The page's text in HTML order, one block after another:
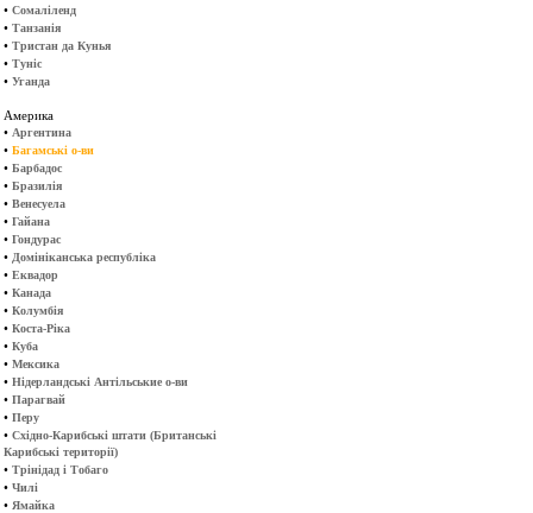
• Сомаліленд
• Танзанія
• Тристан да Кунья
• Туніс
• Уганда
Америка
• Аргентина
• Багамські о-ви
• Барбадос
• Бразилія
• Венесуела
• Гайана
• Гондурас
• Домініканська республіка
• Еквадор
• Канада
• Колумбія
• Коста-Ріка
• Куба
• Мексика
• Нідерландські Антільськие о-ви
• Парагвай
• Перу
• Східно-Карибські штати (Британські
Карибські території)
• Трінідад і Тобаго
• Чилі
• Ямайка